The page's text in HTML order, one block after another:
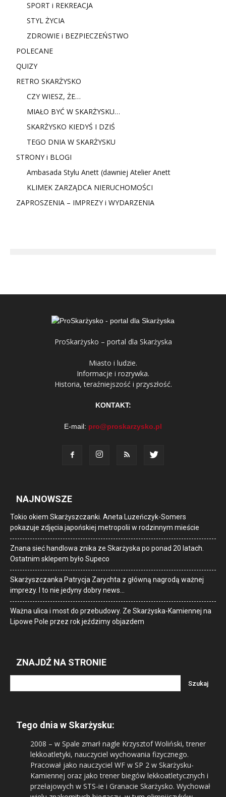
SPORT i REKREACJA
STYL ŻYCIA
ZDROWIE i BEZPIECZEŃSTWO
POLECANE
QUIZY
RETRO SKARŻYSKO
CZY WIESZ, ŻE…
MIAŁO BYĆ W SKARŻYSKU…
SKARŻYSKO KIEDYŚ I DZIŚ
TEGO DNIA W SKARŻYSKU
STRONY i BLOGI
Ambasada Stylu Anett (dawniej Atelier Anett
KLIMEK ZARZĄDCA NIERUCHOMOŚCI
ZAPROSZENIA – IMPREZY i WYDARZENIA
ProSkarżysko – portal dla Skarżyska
Miasto i ludzie.
Informacje i rozrywka.
Historia, teraźniejszość i przyszłość.
KONTAKT:
E-mail: pro@proskarzysko.pl
NAJNOWSZE
Tokio okiem Skarżyszczanki. Aneta Luzeńczyk-Somers
pokazuje zdjęcia japońskiej metropolii w rodzinnym mieście
Znana sieć handlowa znika ze Skarżyska po ponad 20 latach.
Ostatnim sklepem było Supeco
Skarżyszczanka Patrycja Zarychta z główną nagrodą ważnej
imprezy. I to nie jedyny dobry news…
Ważna ulica i most do przebudowy. Ze Skarżyska-Kamiennej na
Lipowe Pole przez rok jeździmy objazdem
ZNAJDŹ NA STRONIE
Tego dnia w Skarżysku:
2008 – w Spale zmarł nagle Krzysztof Woliński, trener
lekkoatletyki, nauczyciel wychowania fizycznego.
Pracował jako nauczyciel WF w SP 2 w Skarżysku-
Kamiennej oraz jako trener biegów lekkoatletycznych i
przełajowych w STS-ie i Granacie Skarżysko. Wychował